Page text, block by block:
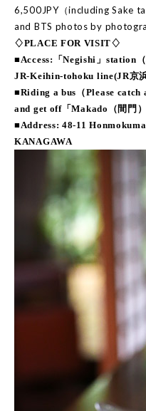
6,500JPY（including Sake
and BTS photos by
♢PLACE FOR VISIT♢
■Access:「Negishi」station
JR-Keihin-tohoku line(JR京
■Riding a bus（Please catch
and get off「Makado（間門
■Address: 48-11
KANAGAWA